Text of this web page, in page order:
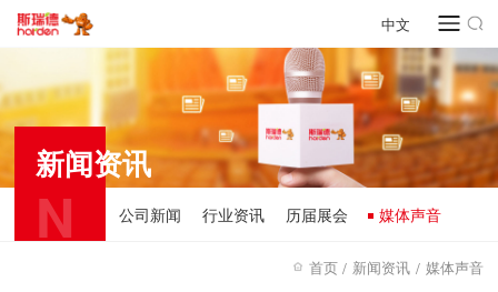
中文
N
新闻资讯
公司新闻 行业资讯 历届展会 媒体声音
首页 / 新闻资讯 / 媒体声音